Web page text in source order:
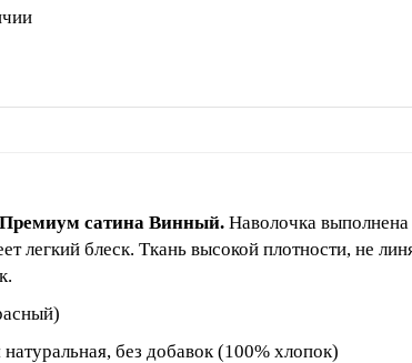
сатина Винный. Наволочка
легкий блеск. Ткань высокой плотности, не
натуральная, без добавок (100% хлопок)